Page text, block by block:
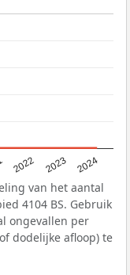
2022 2023 2024
van het aantal
4104 BS. Gebruik
ongevallen per
dodelijke afloop) te